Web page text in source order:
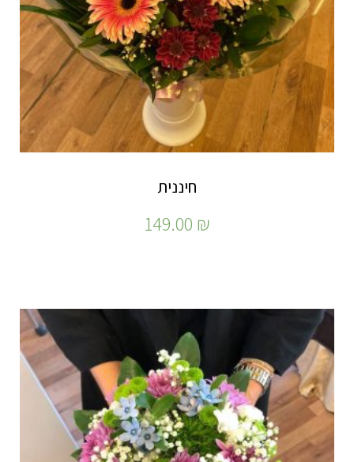
חיננית
149.00 ₪